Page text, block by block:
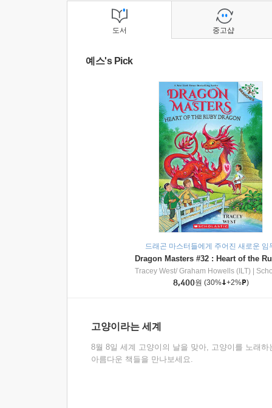
도서
예스's Pick
드래곤 마스터들에게 주어진 새로운 임
Tracey West/ Graham Howells (ILT)
8,400원 (30% +2% )
고양이라는 세계
8월 8일 세계 고양이의 날을 맞아, 고양이를 노래하
아름다운 책들을 만나보세요.
중고샵